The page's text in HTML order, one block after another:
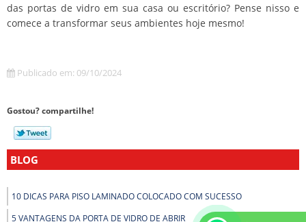
das portas de vidro em sua casa ou escritório? Pense nisso e
comece a transformar seus ambientes hoje mesmo!
Publicado em: 09/10/2024
Gostou? compartilhe!
BLOG
10 DICAS PARA PISO LAMINADO COLOCADO COM SUCESSO
5 VANTAGENS DA PORTA DE VIDRO DE ABRIR